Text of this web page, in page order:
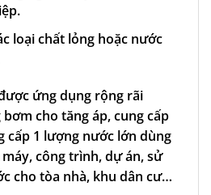
loại chất lỏng hoặc nước
ứng dụng rộng rãi
cho tăng áp, cung cấp
cấp 1 lượng nước lớn dùng
công trình, dự án, sử
cho tòa nhà, khu dân cư…